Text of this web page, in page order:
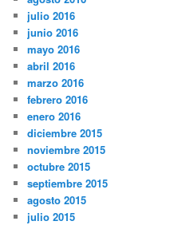
julio 2016
junio 2016
mayo 2016
abril 2016
marzo 2016
febrero 2016
enero 2016
diciembre 2015
noviembre 2015
octubre 2015
septiembre 2015
agosto 2015
julio 2015